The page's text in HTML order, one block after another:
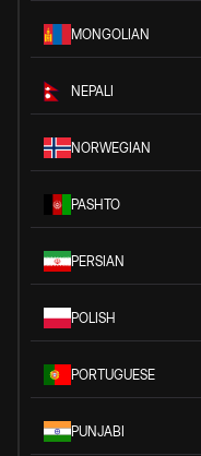
MONGOLIAN
NEPALI
NORWEGIAN
PASHTO
PERSIAN
POLISH
PORTUGUESE
PUNJABI